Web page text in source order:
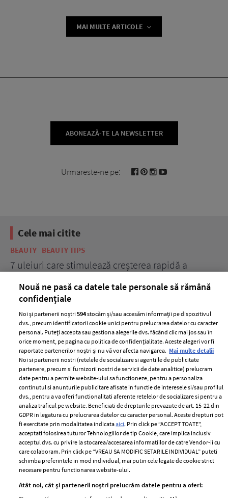
MAI MULTE ARTICOLE
ABONEAZĂ-TE LA NEWSLETTER
Urmareste-ne pe:
Cele mai citite
BEAUTY BEAUTY TIPS
7 uleiuri care stimulează creșterea rapidă a
ELLE Style Awards
2024
Despre ELLE
Romania
Contact
Abonamente
Termeni si conditii
Politica de
confidențialitate
Politica de cookies
Publicitate
GSP
femei
Nouă ne pasă ca datele tale personale să rămână
confidențiale
Noi și partenerii noștri594stocăm și/sau accesăm informații pe dispozitivul
dvs., precum identificatorii cookie unici pentru prelucrarea datelor cu caracter
personal. Puteți accepta sau gestiona alegerile dvs. făcând clic mai jos sau în
orice moment, pe pagina cu politica de confidențialitate. Aceste alegeri vor fi
raportate partenerilor noștri și nu vă vor afecta navigarea. Mai multe detalii
Noi si partenerii nostri (retelele de socializare si agentiile de publicitate
partenere, precum si furnizorii nostri de servicii de date analitice) prelucram
date pentru a permite website-ului sa functioneze, pentru a personaliza
continutul si anunturile publicitare afisate in functie de interesele si/sau profilul
dvs., pentru a va oferi functionalitati aferente retelelor de socializare si pentru a
analiza traficul pe website. Beneficiati de drepturile prevazute de art. 15-22 din
GDPR in legatura cu prelucrarea datelor cu caracter personal. Aceste drepturi pot
fi exercitate prin modalitatea indicataaici. Prin click pe “ACCEPT TOATE”,
acceptati folosirea tuturor Tehnologiilor de tip Cookie, care implica inclusiv
acceptul dvs. cu privire la stocarea/accesarea informatiilor de catre Vendor-ii cu
care colaboram. Prin click pe “VREAU SA MODIFIC SETARILE INDIVIDUAL” puteti
schimba preferintele in mod individual, mai putin cele legate de cookie strict
necesare pentru functionarea website-ului.
Atât noi, cât și partenerii noștri prelucrăm datele pentru a oferi: